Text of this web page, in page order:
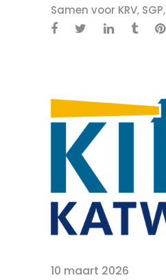
Samen voor KRV, SGP,
10 maart 2026